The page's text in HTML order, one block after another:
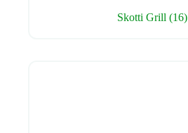
Skotti Grill(16)